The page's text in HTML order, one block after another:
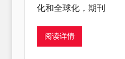
化和全球化，期刊
阅读详情